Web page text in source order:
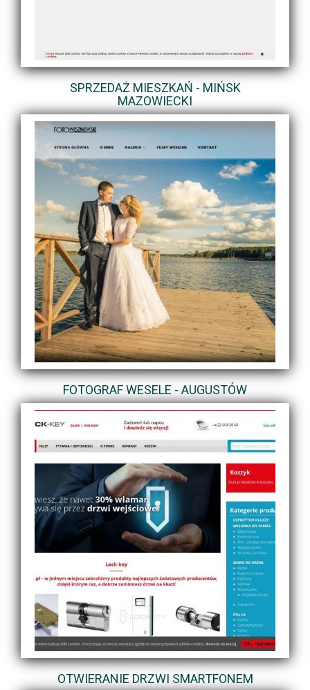
SPRZEDAŻ MIESZKAŃ - MIŃSK
MAZOWIECKI
FOTOGRAF WESELE - AUGUSTÓW
OTWIERANIE DRZWI SMARTFONEM